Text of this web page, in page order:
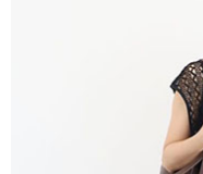
1.分期款項不併入電信帳單，
2.透過簡訊連結打開帳單後，
帳／街口支付／iPASS
1.本服務係由「台灣大哥大股
用戶於交易時，得透過本服
買賣價金債權讓與本公司後，
【「AFTEE先享後付」結帳流
１．於結帳方式選擇「
結帳頁面，進行簡訊認證並確
２．訂單成立數日內，您將
３．收到繳費通知簡訊後14
ATM／網路銀行／等多元方
※ 請注意：結帳手續完成當
購買商品的店家。未經商家
每筆NT$60，滿
每筆NT$60，滿
每筆NT$60，滿